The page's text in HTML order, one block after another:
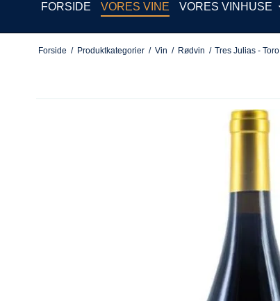
FORSIDE VORES VINE VORES VINHUSE
Forside / Produktkategorier / Vin / Rødvin / Tres Julias - Toro